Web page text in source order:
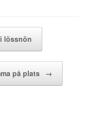
lössnön
på plats →